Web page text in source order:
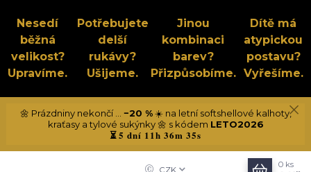
Nesedí
běžná
velikost?
Upravíme.
Potřebujete
delší
rukávy?
Ušijeme.
Jinou
kombinaci
barev?
Přizpůsobíme.
Dítě má
atypickou
postavu?
Vyřešíme.
🌼 Prázdniny nekončí ... −20 %☀️ na letní softshellové kalhoty,
kraťasy a tylové sukýnky 🌼 s kódem LETO2026
⏳5 dní 11h 36m 35s
CZK
0 ks